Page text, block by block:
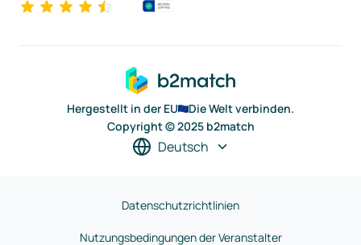
Hergestellt in der EU
Die Welt verbinden.
Copyright © 2025 b2match
Deutsch
Datenschutzrichtlinien
Nutzungsbedingungen der Veranstalter